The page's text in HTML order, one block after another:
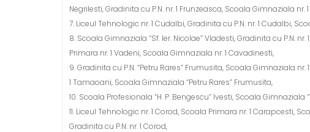
Negrilesti, Gradinita cu P.N. nr. 1 Frunzeasca, Scoala Gimnaziala nr.
7. Liceul Tehnologic nr. 1 Cudalbi, Gradinita cu P.N. nr. 1 Cudalbi,
8. Scoala Gimnaziala “Sf. Ier. Nicolae” Vladesti, Gradinita cu P.N.
Primara nr. 1 Vadeni, Scoala Gimnaziala nr. 1 Cavadinesti,
9. Gradinita cu P.N. “Petru Rares” Frumusita, Scoala Gimnaziala nr.
1 Tamaoani, Scoala Gimnaziala “Petru Rares” Frumusita,
10. Scoala Profesionala “H. P. Bengescu” Ivesti, Scoala
11. Liceul Tehnologic nr. 1 Corod, Scoala Primara nr. 1 Carapcesti,
Gradinita cu P.N. nr. 1 Corod,